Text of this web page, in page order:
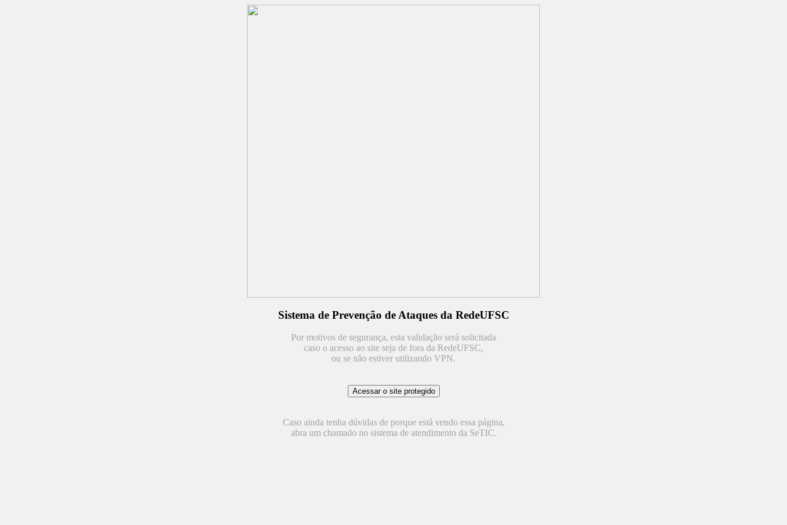
Sistema de Prevenção de Ataques da RedeUFSC
Por motivos de segurança, esta validação será solicitada
caso o acesso ao site seja de fora da RedeUFSC,
ou se não estiver utilizando VPN.
Caso ainda tenha dúvidas de porque está vendo essa página,
abra um chamado no sistema de atendimento da SeTIC.